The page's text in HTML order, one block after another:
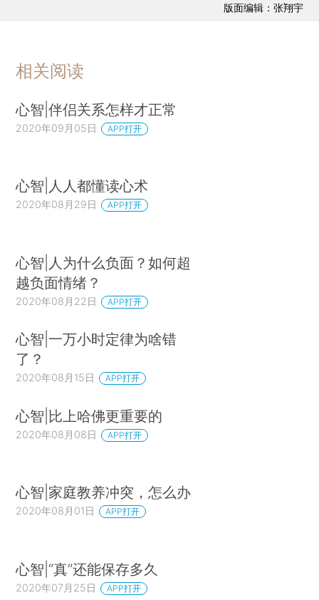
版面编辑：张翔宇
相关阅读
心智|伴侣关系怎样才正常
2020年09月05日 APP打开
心智|人人都懂读心术
2020年08月29日 APP打开
心智|人为什么负面？如何超
越负面情绪？
2020年08月22日 APP打开
心智|一万小时定律为啥错
了？
2020年08月15日 APP打开
心智|比上哈佛更重要的
2020年08月08日 APP打开
心智|家庭教养冲突，怎么办
2020年08月01日 APP打开
心智|“真”还能保存多久
2020年07月25日 APP打开